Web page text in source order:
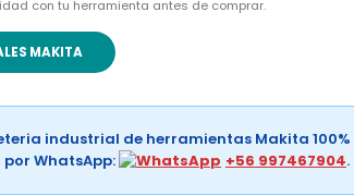
con tu herramienta antes de comprar.
MAKITA
industrial de herramientas Makita 100%
WhatsApp:
+56 997467904.